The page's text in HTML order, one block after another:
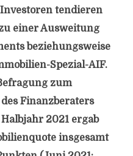
tendieren
einer Ausweitung
beziehungsweise
Spezial-AIF.
zum
Finanzberaters
2021 ergab
insgesamt